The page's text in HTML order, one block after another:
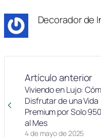
Decorador de
Artículo anterior
4 de mayo de 2025
Viviendo en Lujo:
Disfrutar de una Vida
Premium por Solo
al Mes